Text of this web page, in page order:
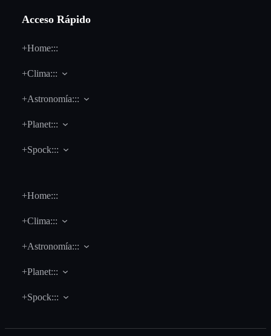
Acceso Rápido
+Home:::
+Clima:::
+Astronomía:::
+Planet:::
+Spock:::
+Home:::
+Clima:::
+Astronomía:::
+Planet:::
+Spock:::